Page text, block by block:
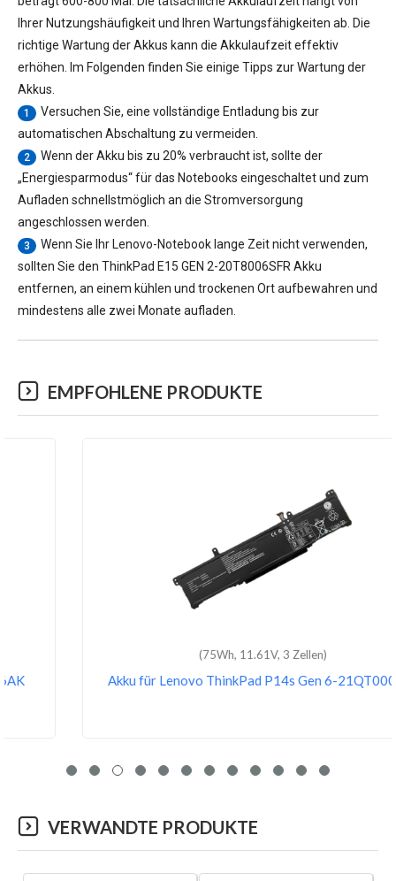
Ihrer Nutzungshäufigkeit und Ihren Wartungsfähigkeiten ab. Die
richtige Wartung der Akkus kann die Akkulaufzeit effektiv
erhöhen. Im Folgenden finden Sie einige Tipps zur Wartung der
Akkus.
1
Versuchen Sie, eine vollständige Entladung bis zur
automatischen Abschaltung zu vermeiden.
2
Wenn der Akku bis zu 20% verbraucht ist, sollte der
„Energiesparmodus“ für das Notebooks eingeschaltet und zum
Aufladen schnellstmöglich an die Stromversorgung
angeschlossen werden.
3
Wenn Sie Ihr Lenovo-Notebook lange Zeit nicht verwenden,
sollten Sie den ThinkPad E15 GEN 2-20T8006SFR Akku
entfernen, an einem kühlen und trockenen Ort aufbewahren und
mindestens alle zwei Monate aufladen.
EMPFOHLENE PRODUKTE
(75Wh, 11.61V, 3 Zellen)
Akku für Lenovo ThinkPad P14s Gen 6-21QT0008RI
VERWANDTE PRODUKTE